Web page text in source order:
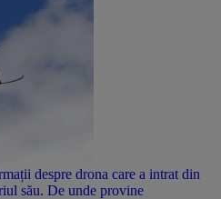
despre drona care a intrat din
său. De unde provine